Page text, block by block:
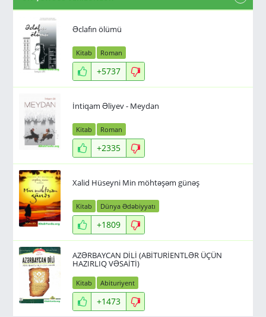
Əclafın ölümü
Kitab Roman
+5737
İntiqam Əliyev - Meydan
Kitab Roman
+2335
Xalid Hüseyni Min möhtəşəm günəş
Kitab Dünya Ədəbiyyatı
+1809
AZƏRBAYCAN DİLİ (ABİTURİENTLƏR ÜÇÜN
HAZIRLIQ VƏSAİTİ)
Kitab Abituriyent
+1473